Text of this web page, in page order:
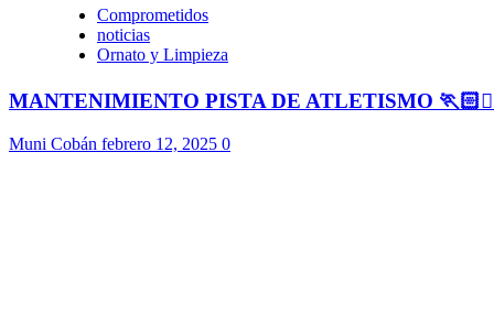
Comprometidos
noticias
Ornato y Limpieza
MANTENIMIENTO PISTA DE ATLETISMO
Muni Cobán febrero 12, 2025 0